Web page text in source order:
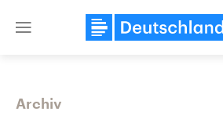
Close
Archiv